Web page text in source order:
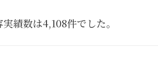
績数は4,108件でした。